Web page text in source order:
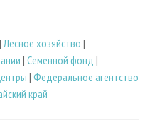
| Лесное хозяйство |
| Семенной фонд |
| Федеральное агентство
край